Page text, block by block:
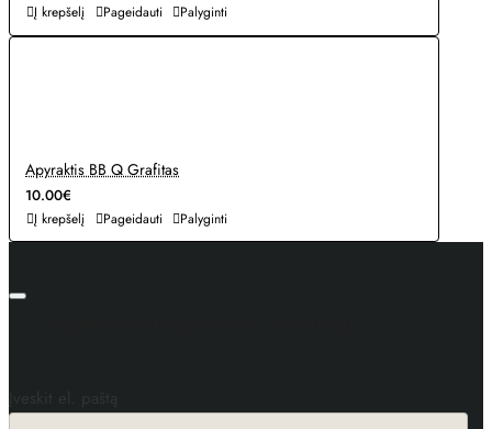
Į krepšelį Pageidauti Palyginti
Apyraktis BB Q Grafitas
10.00€
Į krepšelį Pageidauti Palyginti
Įveskit el. paštą